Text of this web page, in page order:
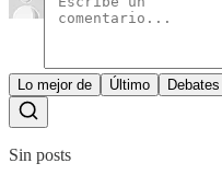
Lo mejor de Último Debates
Sin posts